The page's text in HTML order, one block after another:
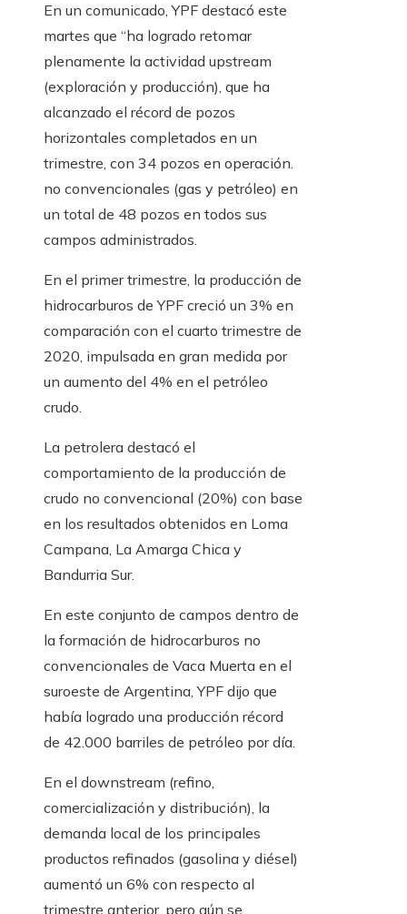
En un comunicado, YPF destacó este
martes que “ha logrado retomar
plenamente la actividad upstream
(exploración y producción), que ha
alcanzado el récord de pozos
horizontales completados en un
trimestre, con 34 pozos en operación.
no convencionales (gas y petróleo) en
un total de 48 pozos en todos sus
campos administrados.
En el primer trimestre, la producción de
hidrocarburos de YPF creció un 3% en
comparación con el cuarto trimestre de
2020, impulsada en gran medida por
un aumento del 4% en el petróleo
crudo.
La petrolera destacó el
comportamiento de la producción de
crudo no convencional (20%) con base
en los resultados obtenidos en Loma
Campana, La Amarga Chica y
Bandurria Sur.
En este conjunto de campos dentro de
la formación de hidrocarburos no
convencionales de Vaca Muerta en el
suroeste de Argentina, YPF dijo que
había logrado una producción récord
de 42.000 barriles de petróleo por día.
En el downstream (refino,
comercialización y distribución), la
demanda local de los principales
productos refinados (gasolina y diésel)
aumentó un 6% con respecto al
trimestre anterior, pero aún se